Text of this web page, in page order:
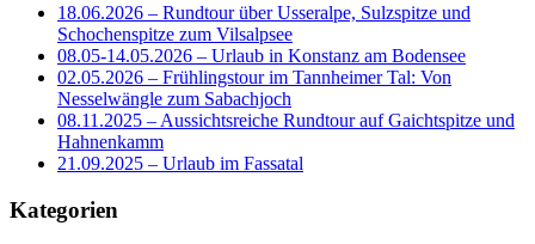
18.06.2026 – Rundtour über Usseralpe, Sulzspitze und
Schochenspitze zum Vilsalpsee
08.05-14.05.2026 – Urlaub in Konstanz am Bodensee
02.05.2026 – Frühlingstour im Tannheimer Tal: Von
Nesselwängle zum Sabachjoch
08.11.2025 – Aussichtsreiche Rundtour auf Gaichtspitze und
Hahnenkamm
21.09.2025 – Urlaub im Fassatal
Kategorien